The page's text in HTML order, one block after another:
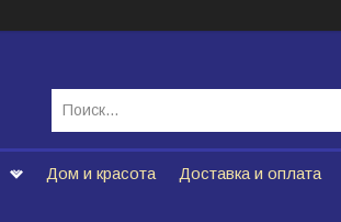
Дом и красота Доставка и оплата